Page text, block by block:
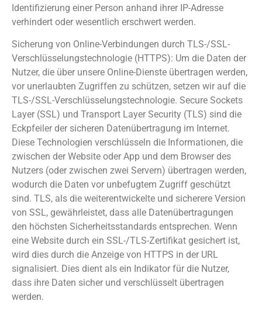
Identifizierung einer Person anhand ihrer IP-Adresse
verhindert oder wesentlich erschwert werden.
Sicherung von Online-Verbindungen durch TLS-/SSL-
Verschlüsselungstechnologie (HTTPS): Um die Daten der
Nutzer, die über unsere Online-Dienste übertragen werden,
vor unerlaubten Zugriffen zu schützen, setzen wir auf die
TLS-/SSL-Verschlüsselungstechnologie. Secure Sockets
Layer (SSL) und Transport Layer Security (TLS) sind die
Eckpfeiler der sicheren Datenübertragung im Internet.
Diese Technologien verschlüsseln die Informationen, die
zwischen der Website oder App und dem Browser des
Nutzers (oder zwischen zwei Servern) übertragen werden,
wodurch die Daten vor unbefugtem Zugriff geschützt
sind. TLS, als die weiterentwickelte und sicherere Version
von SSL, gewährleistet, dass alle Datenübertragungen
den höchsten Sicherheitsstandards entsprechen. Wenn
eine Website durch ein SSL-/TLS-Zertifikat gesichert ist,
wird dies durch die Anzeige von HTTPS in der URL
signalisiert. Dies dient als ein Indikator für die Nutzer,
dass ihre Daten sicher und verschlüsselt übertragen
werden.